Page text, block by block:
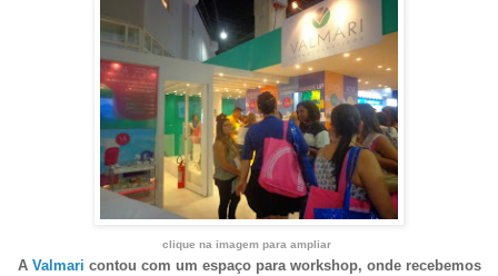
clique na imagem para ampliar
A Valmari contou com um espaço para workshop, onde recebemos